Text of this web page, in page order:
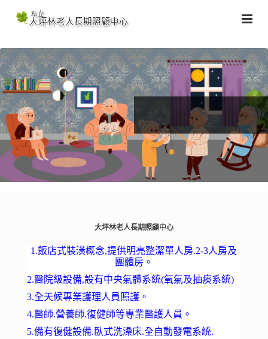
大坪林老人長期照顧中心
1.飯店式裝潢概念,提供明亮整潔單人房.2-3人房及
團體房。
2.醫院級設備,設有中央氣體系統(氧氣及抽痰系統)
3.全天候專業護理人員照護。
4.醫師.營養師.復健師等專業醫護人員。
5.備有復健設備.臥式洗澡床.全自動發電系統.